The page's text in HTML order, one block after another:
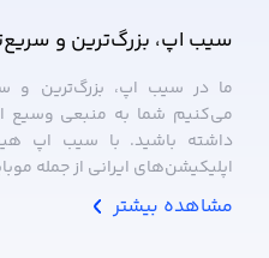
سیب ‌اپ، بزرگ‌ترین و
ما در سیب ‌اپ، بزرگ‌ترین و
می‌کنیم شما به منبعی وسیع
داشته باشید. با سیب ‌اپ
اپلیکیشن‌های ایرانی از جمله
مشاهده بیشتر